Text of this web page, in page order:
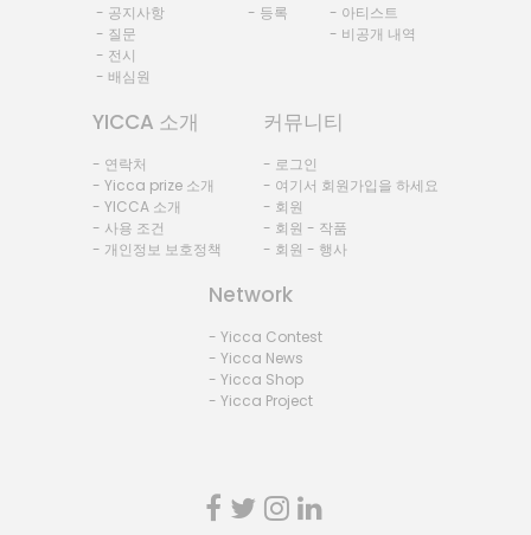
- 공지사항
- 질문
- 전시
- 배심원
- 등록
- 아티스트
- 비공개 내역
YICCA 소개
- 연락처
- Yicca prize 소개
- YICCA 소개
- 사용 조건
- 개인정보 보호정책
커뮤니티
- 로그인
- 여기서 회원가입을 하세요
- 회원
- 회원 - 작품
- 회원 - 행사
Network
- Yicca Contest
- Yicca News
- Yicca Shop
- Yicca Project